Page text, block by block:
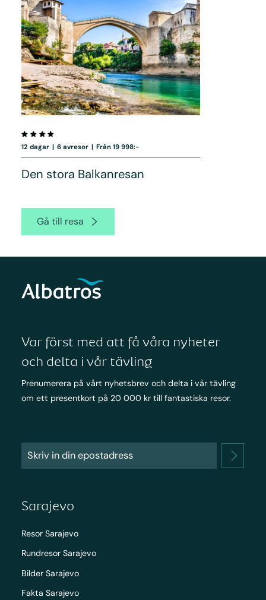
12 dagar | 6 avresor | Från 19 998:-
Den stora Balkanresan
Gå till resa
Var först med att få våra nyheter
och delta i vår tävling
Prenumerera på vårt nyhetsbrev och delta i vår tävling
om ett presentkort på 20 000 kr till fantastiska resor.
Sarajevo
Resor Sarajevo
Rundresor Sarajevo
Bilder Sarajevo
Fakta Sarajevo